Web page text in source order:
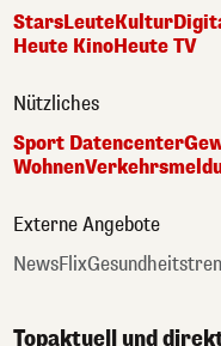
StarsLeuteKultur
Heute KinoHeute TV
Nützliches
Sport Datencenter
Wohnen
Externe Angebote
NewsFlix
Topaktuell und